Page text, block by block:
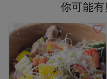
你可能